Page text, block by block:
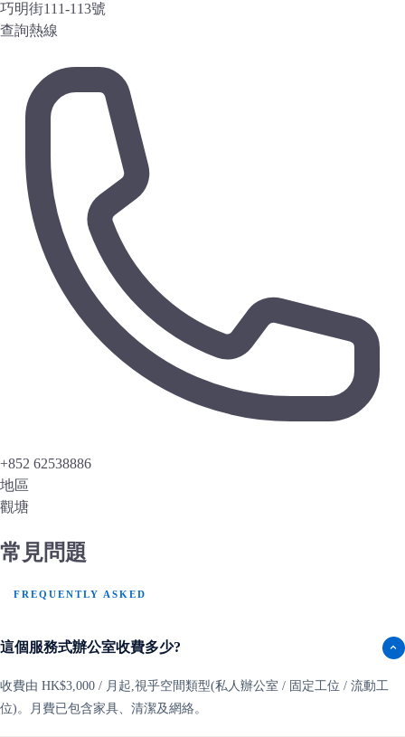
巧明街111-113號
查詢熱線
+852 62538886
地區
觀塘
常見問題
FREQUENTLY ASKED
這個服務式辦公室收費多少?
收費由 HK$3,000 / 月起,視乎空間類型(私人辦公室 / 固定工位 / 流動工
位)。月費已包含家具、清潔及網絡。